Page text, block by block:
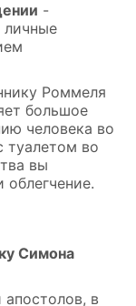
-
личные
Роммеля
большое
человека во
туалетом во
вы
Симона
в